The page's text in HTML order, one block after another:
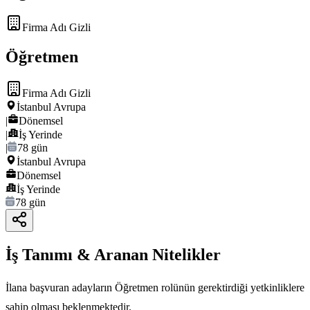
Firma Adı Gizli
Öğretmen
Firma Adı Gizli
İstanbul Avrupa
|
Dönemsel
|
İş Yerinde
|
78 gün
İstanbul Avrupa
Dönemsel
İş Yerinde
78 gün
İş Tanımı & Aranan Nitelikler
İlana başvuran adayların Öğretmen rolünün gerektirdiği yetkinliklere
sahip olması beklenmektedir.